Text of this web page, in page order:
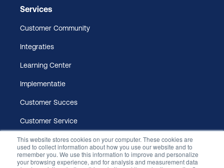
This website stores cookies on your computer. These cookies are
used to collect information about how you use our website and to
remember you. We use this information to improve and personalize
your browsing experience, and for analysis and measurement data
Services
Customer Community
Integraties
Learning Center
Implementatie
Customer Succes
Customer Service